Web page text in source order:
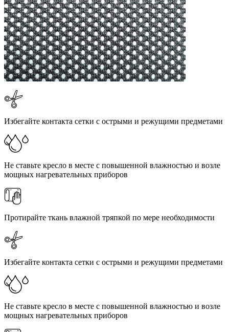
Избегайте контакта сетки с острыми и режущими предметами
Не ставьте кресло в месте с повышенной влажностью и возле
мощных нагревательных приборов
Протирайте ткань влажной тряпкой по мере необходимости
Избегайте контакта сетки с острыми и режущими предметами
Не ставьте кресло в месте с повышенной влажностью и возле
мощных нагревательных приборов